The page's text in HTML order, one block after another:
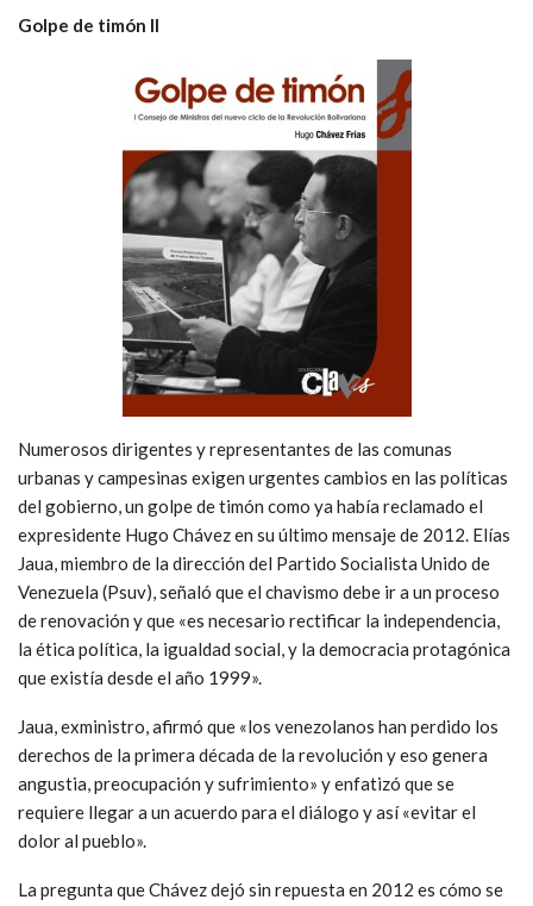
Golpe de timón II
Numerosos dirigentes y representantes de las comunas
urbanas y campesinas exigen urgentes cambios en las políticas
del gobierno, un golpe de timón como ya había reclamado el
expresidente Hugo Chávez en su último mensaje de 2012. Elías
Jaua, miembro de la dirección del Partido Socialista Unido de
Venezuela (Psuv), señaló que el chavismo debe ir a un proceso
de renovación y que «es necesario rectificar la independencia,
la ética política, la igualdad social, y la democracia protagónica
que existía desde el año 1999».
Jaua, exministro, afirmó que «los venezolanos han perdido los
derechos de la primera década de la revolución y eso genera
angustia, preocupación y sufrimiento» y enfatizó que se
requiere llegar a un acuerdo para el diálogo y así «evitar el
dolor al pueblo».
La pregunta que Chávez dejó sin repuesta en 2012 es cómo se